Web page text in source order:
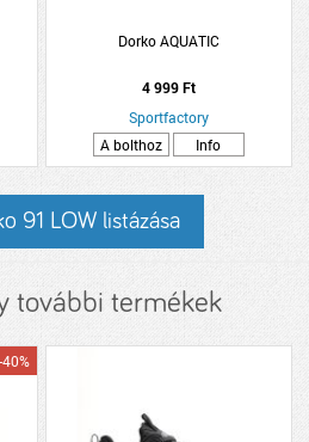
Dorko AQUATIC
4 999 Ft
Sportfactory
A bolthoz
Info
91 LOW listázása
további termékek
-40%